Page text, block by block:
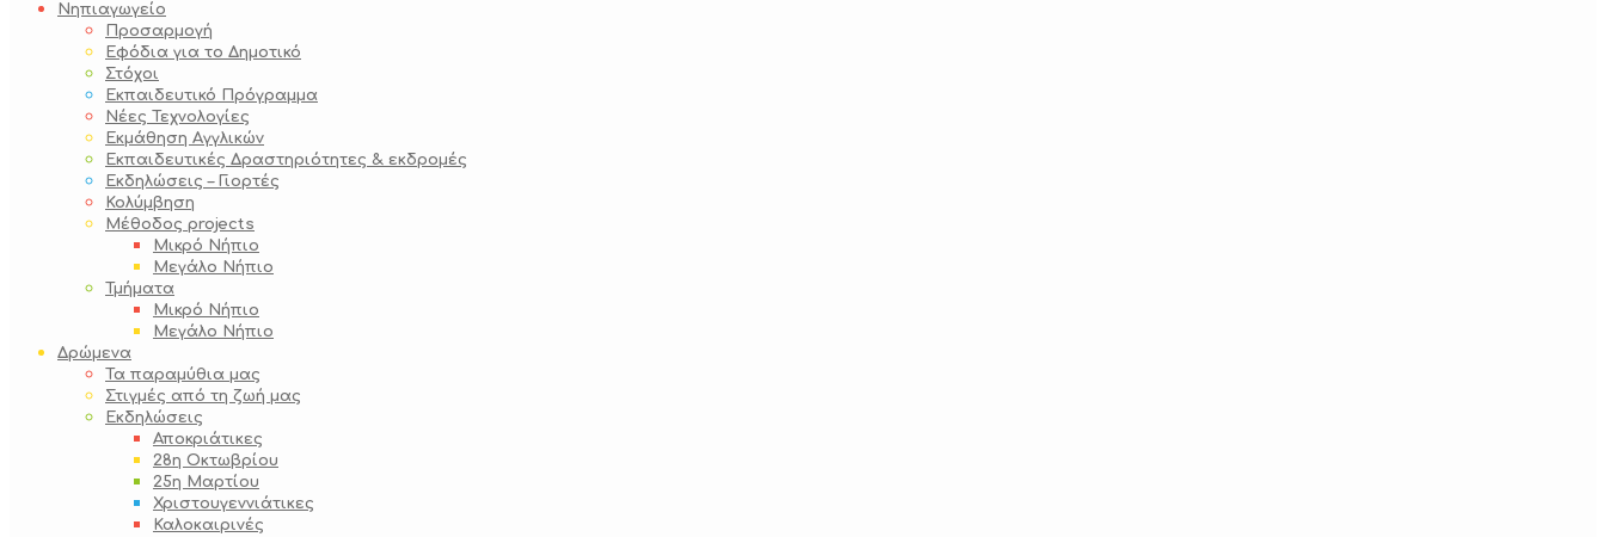
Νηπιαγωγείο
Προσαρμογή
Εφόδια για το Δημοτικό
Στόχοι
Εκπαιδευτικό Πρόγραμμα
Νέες Τεχνολογίες
Εκμάθηση Αγγλικών
Εκπαιδευτικές Δραστηριότητες & εκδρομές
Εκδηλώσεις – Γιορτές
Κολύμβηση
Μέθοδος projects
Μικρό Νήπιο
Μεγάλο Νήπιο
Τμήματα
Μικρό Νήπιο
Μεγάλο Νήπιο
Δρώμενα
Τα παραμύθια μας
Στιγμές από τη ζωή μας
Εκδηλώσεις
Αποκριάτικες
28η Οκτωβρίου
25η Μαρτίου
Χριστουγεννιάτικες
Καλοκαιρινές